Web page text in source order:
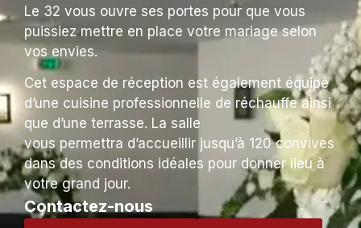
Le 32 vous ouvre ses portes pour que vous
puissiez mettre en place votre mariage selon
vos envies.
Cet espace de réception est également équipé
d’une cuisine professionnelle de réchauffe ainsi
que d’une terrasse. La salle
vouspermettra d’accueillir jusqu’à 120 convives
dans des conditions idéales pour donner lieu à
votre grand jour.
Contactez-nous